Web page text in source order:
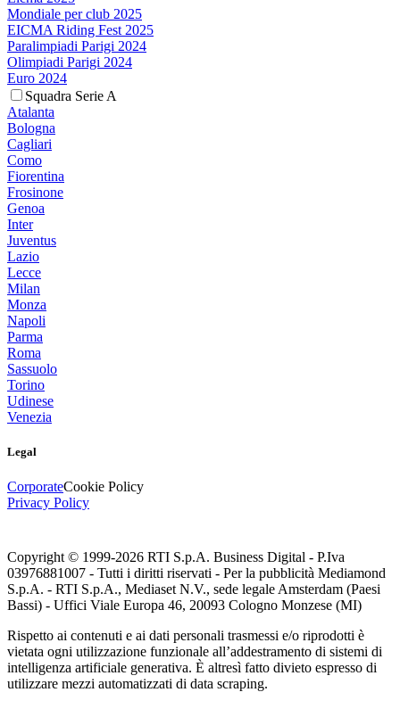
Mondiale per club 2025
EICMA Riding Fest 2025
Paralimpiadi Parigi 2024
Olimpiadi Parigi 2024
Euro 2024
Squadra Serie A
Atalanta
Bologna
Cagliari
Como
Fiorentina
Frosinone
Genoa
Inter
Juventus
Lazio
Lecce
Milan
Monza
Napoli
Parma
Roma
Sassuolo
Torino
Udinese
Venezia
Legal
CorporateCookie Policy
Privacy Policy
Copyright © 1999-2026 RTI S.p.A. Business Digital - P.Iva
03976881007 - Tutti i diritti riservati - Per la pubblicità Mediamond
S.p.A. - RTI S.p.A., Mediaset N.V., sede legale Amsterdam (Paesi
Bassi) - Uffici Viale Europa 46, 20093 Cologno Monzese (MI)
Rispetto ai contenuti e ai dati personali trasmessi e/o riprodotti è
vietata ogni utilizzazione funzionale all’addestramento di sistemi di
intelligenza artificiale generativa. È altresì fatto divieto espresso di
utilizzare mezzi automatizzati di data scraping.